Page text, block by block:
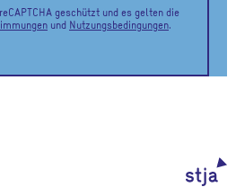
geschützt und es gelten die
und Nutzungsbedingungen.